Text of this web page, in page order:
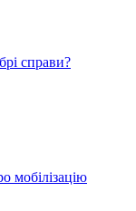
справи?
мобілізацію